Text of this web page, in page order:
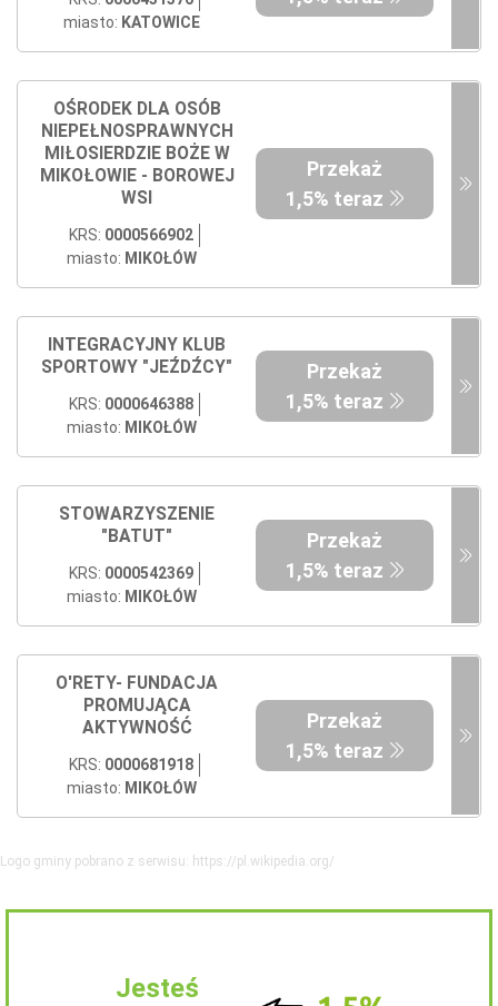
miasto: KATOWICE
OŚRODEK DLA OSÓB
NIEPEŁNOSPRAWNYCH
MIŁOSIERDZIE BOŻE W
MIKOŁOWIE - BOROWEJ
WSI
KRS: 0000566902
miasto: MIKOŁÓW
Przekaż
1,5% teraz
INTEGRACYJNY KLUB
SPORTOWY "JEŹDŹCY"
KRS: 0000646388
miasto: MIKOŁÓW
Przekaż
1,5% teraz
STOWARZYSZENIE
"BATUT"
KRS: 0000542369
miasto: MIKOŁÓW
Przekaż
1,5% teraz
O'RETY- FUNDACJA
PROMUJĄCA
AKTYWNOŚĆ
KRS: 0000681918
miasto: MIKOŁÓW
Przekaż
1,5% teraz
Logo gminy pobrano z serwisu: https://pl.wikipedia.org/
Jesteś